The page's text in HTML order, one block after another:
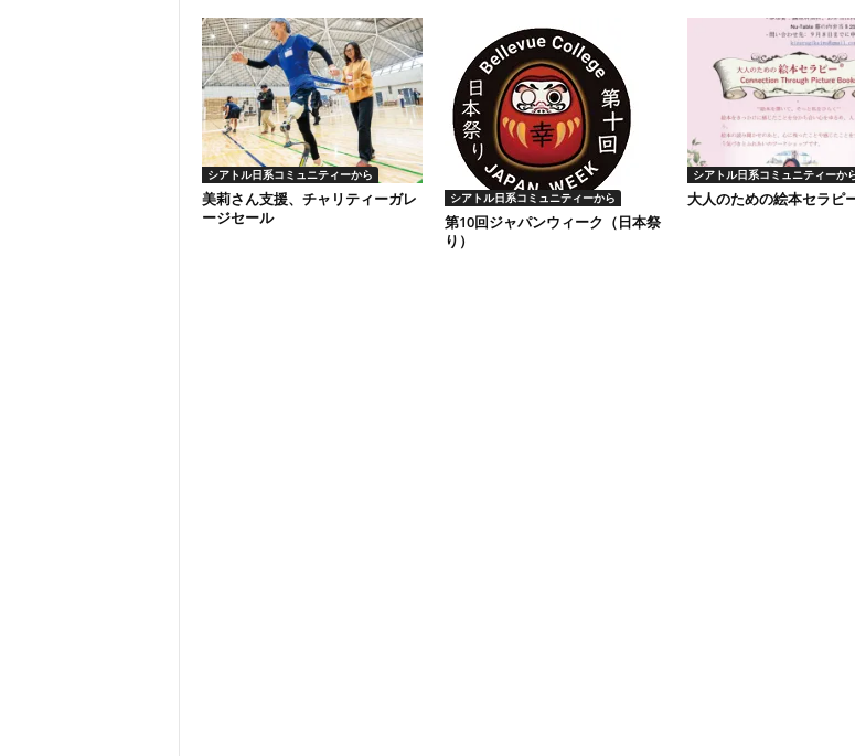
シアトル日系コミュニティーから
美莉さん支援、チャリティーガレ
ージセール
シアトル日系コミュニティーから
第10回ジャパンウィーク（日本祭
り）
シアトル日系コミュニティーか
大人のための絵本セラピ